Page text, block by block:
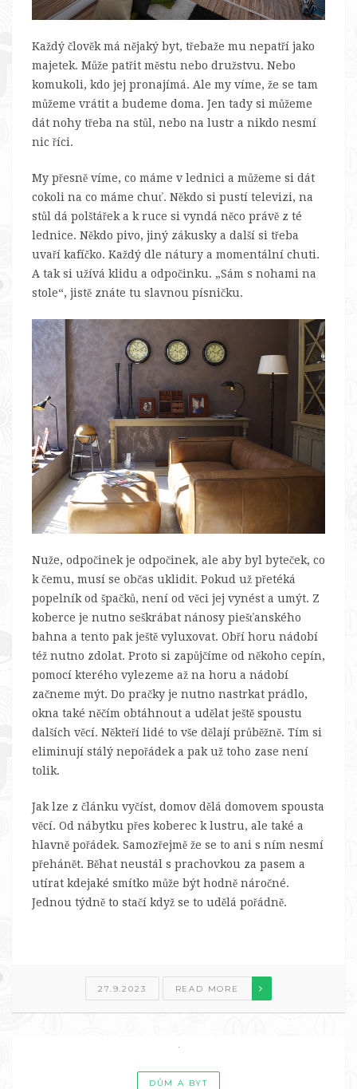
Každý člověk má nějaký byt, třebaže mu nepatří jako
majetek. Může patřit městu nebo družstvu. Nebo
komukoli, kdo jej pronajímá. Ale my víme, že se tam
můžeme vrátit a budeme doma. Jen tady si můžeme
dát nohy třeba na stůl, nebo na lustr a nikdo nesmí
nic říci.
My přesně víme, co máme v lednici a můžeme si dát
cokoli na co máme chuť. Někdo si pustí televizi, na
stůl dá polštářek a k ruce si vyndá něco právě z té
lednice. Někdo pivo, jiný zákusky a další si třeba
uvaří kafíčko. Každý dle nátury a momentální chuti.
A tak si užívá klidu a odpočinku. „Sám s nohami na
stole“, jistě znáte tu slavnou písničku.
Nuže, odpočinek je odpočinek, ale aby byl byteček, co
k čemu, musí se občas uklidit. Pokud už přetéká
popelník od špačků, není od věci jej vynést a umýt. Z
koberce je nutno seškrábat nánosy piešťanského
bahna a tento pak ještě vyluxovat. Obří horu nádobí
též nutno zdolat. Proto si zapůjčíme od někoho cepín,
pomocí kterého vylezeme až na horu a nádobí
začneme mýt. Do pračky je nutno nastrkat prádlo,
okna také něčím obtáhnout a udělat ještě spoustu
dalších věcí. Někteří lidé to vše dělají průběžně. Tím si
eliminují stálý nepořádek a pak už toho zase není
tolik.
Jak lze z článku vyčíst, domov dělá domovem spousta
věcí. Od nábytku přes koberec k lustru, ale také a
hlavně pořádek. Samozřejmě že se to ani s ním nesmí
přehánět. Běhat neustál s prachovkou za pasem a
utírat kdejaké smítko může být hodně náročné.
Jednou týdně to stačí když se to udělá pořádně.
27.9.2023 READ MORE
DŮM A BYT